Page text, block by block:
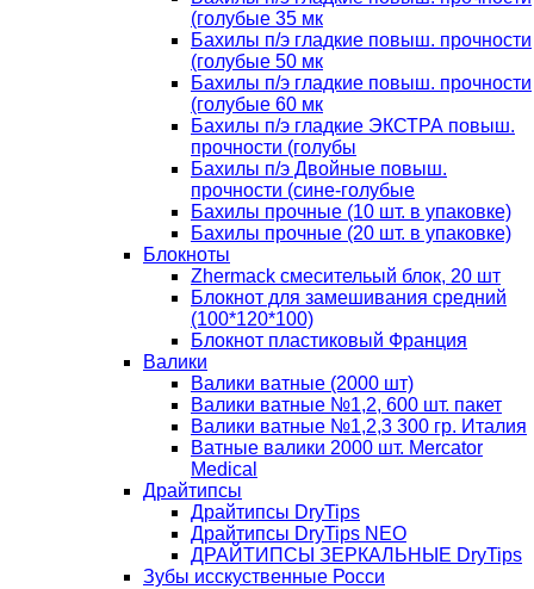
(голубые 35 мк
Бахилы п/э гладкие повыш. прочности
(голубые 50 мк
Бахилы п/э гладкие повыш. прочности
(голубые 60 мк
Бахилы п/э гладкие ЭКСТРА повыш.
прочности (голубы
Бахилы п/э Двойные повыш.
прочности (сине-голубые
Бахилы прочные (10 шт. в упаковке)
Бахилы прочные (20 шт. в упаковке)
Блокноты
Zhermack смесительый блок, 20 шт
Блокнот для замешивания средний
(100*120*100)
Блокнот пластиковый Франция
Валики
Валики ватные (2000 шт)
Валики ватные №1,2, 600 шт. пакет
Валики ватные №1,2,3 300 гр. Италия
Ватные валики 2000 шт. Mercator
Medical
Драйтипсы
Драйтипсы DryTips
Драйтипсы DryTips NEO
ДРАЙТИПСЫ ЗЕРКАЛЬНЫЕ DryTips
Зубы исскуственные Росси